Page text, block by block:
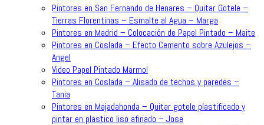
Pintores en San Fernando de Henares – Quitar Gotele –
Tierras Florentinas – Esmalte al Agua – Marga
Pintores en Madrid – Colocación de Papel Pintado – Maite
Pintores en Coslada – Efecto Cemento sobre Azulejos –
Angel
Video Papel Pintado Marmol
Pintores en Coslada – Alisado de techos y paredes –
Tania
Pintores en Majadahonda – Quitar gotele plastificado y
pintar en plastico liso afinado – Jose